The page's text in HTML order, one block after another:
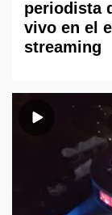
periodista
vivo en el
streaming